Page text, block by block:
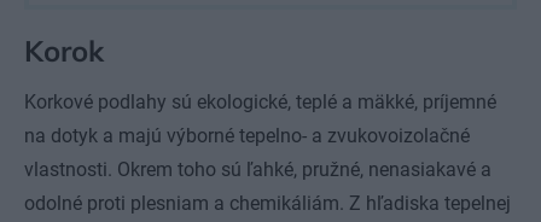
Korok
Korkové podlahy sú ekologické, teplé a mäkké, príjemné
na dotyk a majú výborné tepelno- a zvukovoizolačné
vlastnosti. Okrem toho sú ľahké, pružné, nenasiakavé a
odolné proti plesniam a chemikáliám. Z hľadiska tepelnej